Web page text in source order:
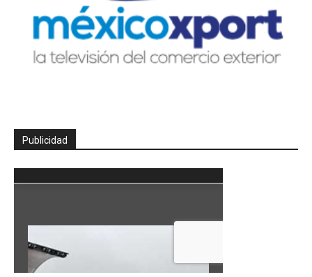
Publicidad